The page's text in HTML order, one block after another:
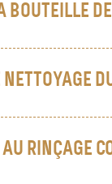
BOUTEILLE
RINÇAGE